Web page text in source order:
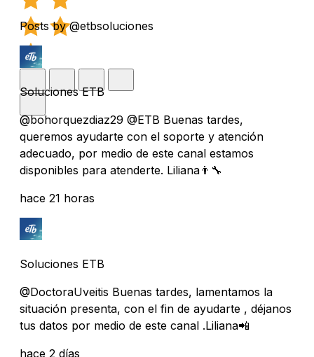
Posts by @etbsoluciones
Soluciones ETB
@bohorquezdiaz29 @ETB Buenas tardes,
queremos ayudarte con el soporte y atención
adecuado, por medio de este canal estamos
disponibles para atenderte. Liliana👨‍🔧
hace 21 horas
Soluciones ETB
@DoctoraUveitis Buenas tardes, lamentamos la
situación presenta, con el fin de ayudarte , déjanos
tus datos por medio de este canal .Liliana📲
hace 2 días